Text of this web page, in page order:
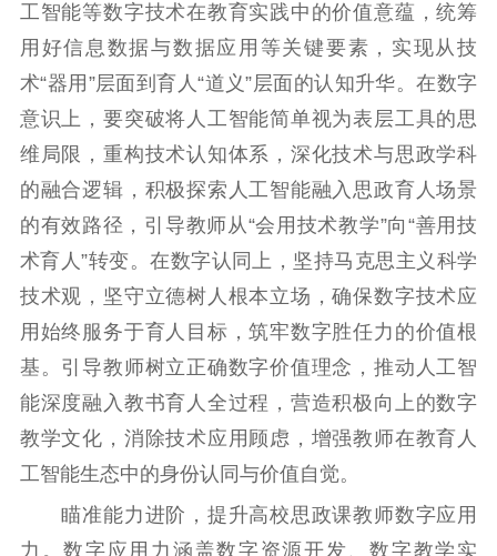
新闻宣传
主题宣传 对外宣传
新闻发布
记者之家
品牌栏目
文化文艺
文化交流
紫金文化艺术节
品牌活动 紫艺舞台
精神文明
文明创建 文明实践
文明培育
先进典型
社会宣传
思想政治教育 爱国主义教育
全民国防教育
工智能等数字技术在教育实践中的价值意蕴，统筹
用好信息数据与数据应用等关键要素，实现从技
术“器用”层面到育人“道义”层面的认知升华。在数字
意识上，要突破将人工智能简单视为表层工具的思
维局限，重构技术认知体系，深化技术与思政学科
的融合逻辑，积极探索人工智能融入思政育人场景
的有效路径，引导教师从“会用技术教学”向“善用技
术育人”转变。在数字认同上，坚持马克思主义科学
技术观，坚守立德树人根本立场，确保数字技术应
用始终服务于育人目标，筑牢数字胜任力的价值根
基。引导教师树立正确数字价值理念，推动人工智
能深度融入教书育人全过程，营造积极向上的数字
教学文化，消除技术应用顾虑，增强教师在教育人
工智能生态中的身份认同与价值自觉。
瞄准能力进阶，提升高校思政课教师数字应用
力。数字应用力涵盖数字资源开发、数字教学实